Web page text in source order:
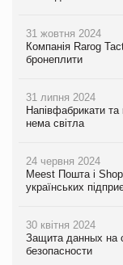
31 жовтня 2024
Компанія Rarog
бронеплити
31 липня 2024
Напівфабрикати та
нема світла
24 червня 2024
Meest Пошта і
українських
30 квітня 2024
Защита данных на
безопасности